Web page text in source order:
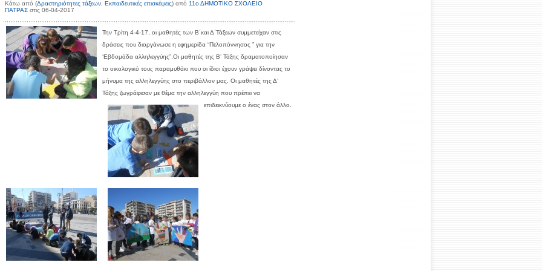
Κάτω από (Δραστηριότητες τάξεων Εκπαιδευτικές επισκέψεις) από 11ο ΔΗΜΟΤΙΚΟ ΣΧΟΛΕΙΟ
ΠΑΤΡΑΣ στις 06-04-2017
Την Τρίτη 4-4-17, οι μαθητές των Β΄και Δ΄Τάξεων συμμετείχαν στις
δράσεις που διοργάνωσε η εφημερίδα “Πελοπόννησος ” για την
‘Εβδομάδα αλληλεγγύης”.Οι μαθητές της Β’ Τάξης δραματοποίησαν
το οικολογικό τους παραμυθάκι που οι ίδιοι έχουν γράψει δίνοντας το
μήνυμα της αλληλεγγύης στο περιβάλλον μας. Οι μαθητές της Δ’
Τάξης ζωγράφισαν με θέμα την αλληλεγγύη που πρέπει να
επιδεικνύουμε ο ένας στον άλλο.